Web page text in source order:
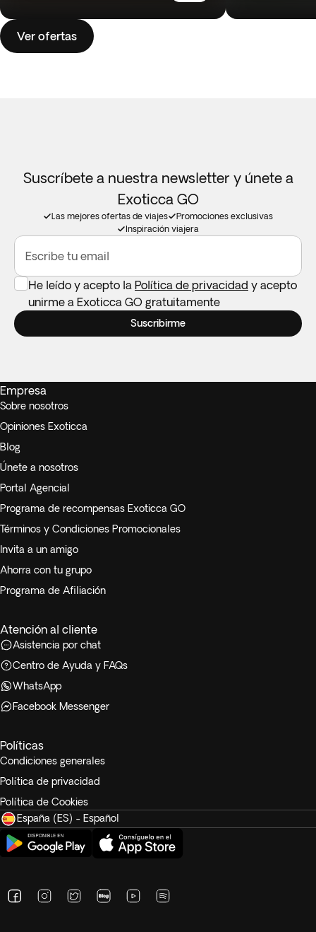
Ver ofertas
Suscríbete a nuestra newsletter y únete a
Exoticca GO
Las mejores ofertas de viajes
Promociones exclusivas
Inspiración viajera
Escribe tu email
He leído y acepto la Política de privacidad y acepto
unirme a Exoticca GO gratuitamente
Suscribirme
Empresa
Sobre nosotros
Opiniones Exoticca
Blog
Únete a nosotros
Portal Agencial
Programa de recompensas Exoticca GO
Términos y Condiciones Promocionales
Invita a un amigo
Ahorra con tu grupo
Programa de Afiliación
Atención al cliente
Asistencia por chat
Centro de Ayuda y FAQs
WhatsApp
Facebook Messenger
Políticas
Condiciones generales
Política de privacidad
Política de Cookies
España (ES) - Español